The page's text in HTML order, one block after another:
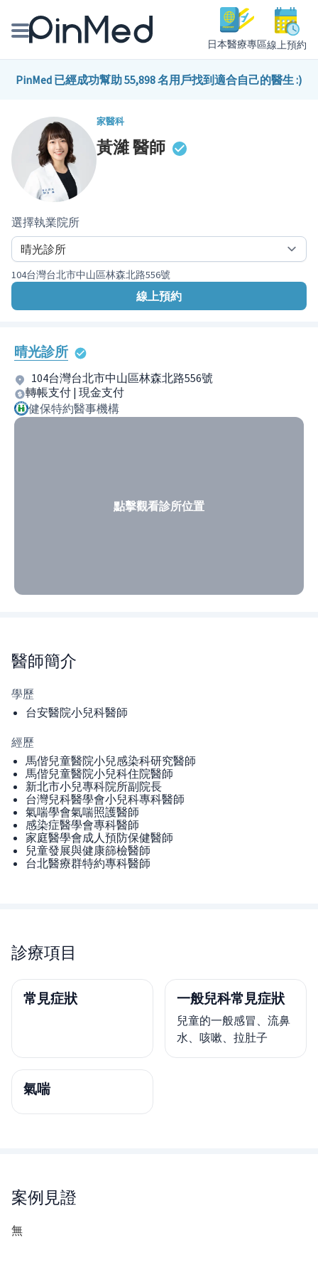
日本醫療專區線上預約
線上預約醫師、院所
醫師專欄專訪
健康主題館
PinMed 已經成功幫助 55,898 名用戶找到適合自己的醫生 :)
家醫科
黃濰醫師
選擇執業院所
104台灣台北市中山區林森北路556號
線上預約
晴光診所
104台灣台北市中山區林森北路556號
轉帳支付 | 現金支付
健保特約醫事機構
點擊觀看診所位置
醫師簡介
學歷
台安醫院小兒科醫師
經歷
馬偕兒童醫院小兒感染科研究醫師
馬偕兒童醫院小兒科住院醫師
新北市小兒專科院所副院長
台灣兒科醫學會小兒科專科醫師
氣喘學會氣喘照護醫師
感染症醫學會專科醫師
家庭醫學會成人預防保健醫師
兒童發展與健康篩檢醫師
台北醫療群特約專科醫師
診療項目
常見症狀 一般兒科常見症狀
兒童的一般感冒、流鼻
水、咳嗽、拉肚子
氣喘
案例見證
無